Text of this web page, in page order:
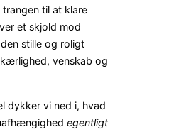
trangen til at klare
et skjold mod
stille og roligt
venskab og
dykker vi ned i, hvad
egentligt